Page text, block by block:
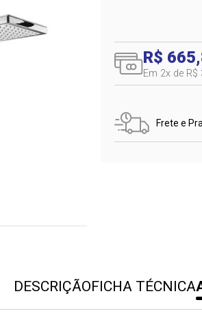
R$
Em 2x de R$
Frete e
DESCRIÇÃOFICHA TÉCNICA